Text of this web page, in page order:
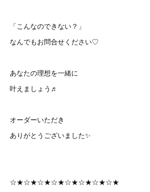
「こんなのできない？」
なんでもお問合せください♡
あなたの理想を一緒に
叶えましょう♬
オーダーいただき
ありがとうございました✨
☆★☆★☆★☆★☆★☆★☆★☆★